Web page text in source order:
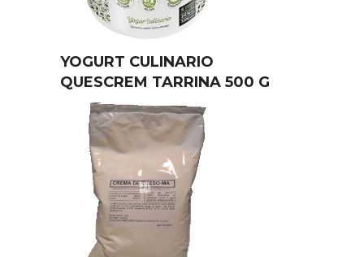
YOGURT CULINARIO
QUESCREM TARRINA 500 G